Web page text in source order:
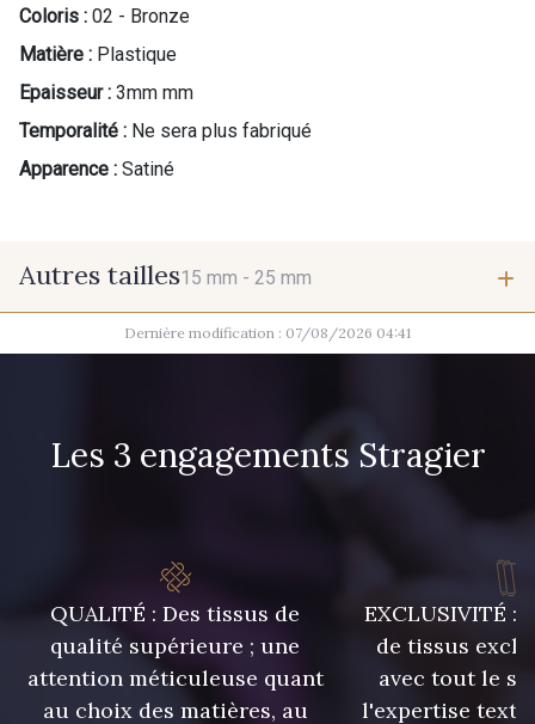
Coloris : 02 - Bronze
Matière : Plastique
Epaisseur : 3mm mm
Temporalité : Ne sera plus fabriqué
Apparence : Satiné
Autres tailles15 mm - 25 mm
15 mm 25 mm
Dernière modification : 07/08/2026 04:41
Les 3 engagements Stragier
QUALITÉ : Des tissus de
qualité supérieure ; une
attention méticuleuse quant
au choix des matières, au
EXCLUSIVITÉ :
de tissus
avec tout le
l'expertise